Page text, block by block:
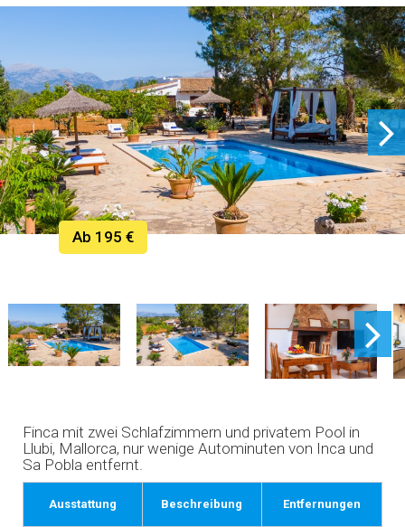
Ab 195 €
Finca mit zwei Schlafzimmern und privatem Pool in
Llubi, Mallorca, nur wenige Autominuten von Inca und
Sa Pobla entfernt.
Ausstattung Beschreibung Entfernungen